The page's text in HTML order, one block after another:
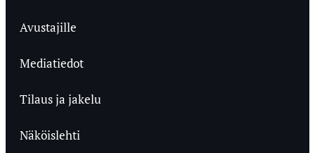
Avustajille
Mediatiedot
Tilaus ja jakelu
Näköislehti